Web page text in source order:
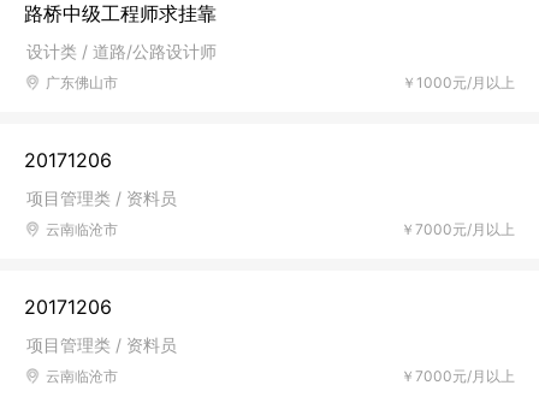
路桥中级工程师求挂靠
设计类 / 道路/公路设计师
￥1000元/月以上
广东佛山市
20171206
项目管理类 / 资料员
￥7000元/月以上
云南临沧市
20171206
项目管理类 / 资料员
￥7000元/月以上
云南临沧市